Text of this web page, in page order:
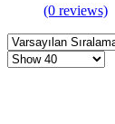
(0 reviews)